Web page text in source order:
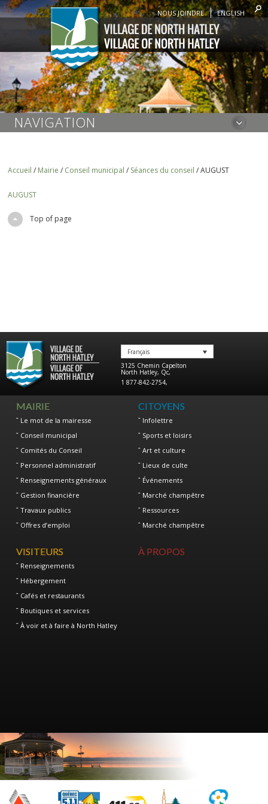
NOUS JOINDRE ENGLISH
NAVIGATION
Accueil / Mairie / Conseil municipal / Séances du conseil /AUGUST
AUGUST
Top of page
Français
3125 Chemin Capelton
North Hatley, Qc,
1 877-842-2754,
MAIRIE
Le mot de la mairesse
Conseil municipal
Comités du Conseil
Personnel administratif
Renseignements généraux
Gestion financière
Travaux publics
Offres d’emploi
CITOYENS
Infolettre
Sports et loisirs
Art et culture
Lieux de culte
Événements
Marché champêtre
Ressources
Marché champêtre
VISITEURS
Renseignements
Hébergement
Cafés et restaurants
Boutiques et services
À voir et à faire à North Hatley
À PROPOS